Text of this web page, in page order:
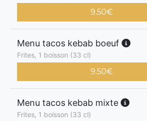
9.50€
Menu tacos kebab boeuf
Frites, 1 boisson (33 cl)
9.50€
Menu tacos kebab mixte
Frites, 1 boisson (33 cl)